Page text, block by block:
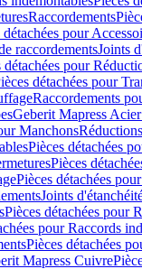
Raccordements
détachées pour
raccordementsJoints
détachées pour
détachées pour
Raccordements
Geberit Mapress
ManchonsRéductions
Pièces détachées
Pièces
Pièces détachées
Joints
Pièces détachées pour
pour Raccords
Pièces détachées
Mapress Cuivre